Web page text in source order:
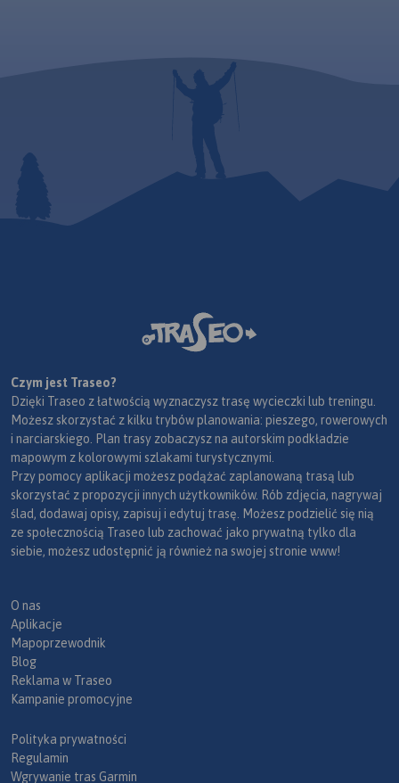
Czym jest Traseo?
Dzięki Traseo z łatwością wyznaczysz trasę wycieczki lub treningu.
Możesz skorzystać z kilku trybów planowania: pieszego, rowerowych
i narciarskiego. Plan trasy zobaczysz na autorskim podkładzie
mapowym z kolorowymi szlakami turystycznymi.
Przy pomocy aplikacji możesz podążać zaplanowaną trasą lub
skorzystać z propozycji innych użytkowników. Rób zdjęcia, nagrywaj
ślad, dodawaj opisy, zapisuj i edytuj trasę. Możesz podzielić się nią
ze społecznością Traseo lub zachować jako prywatną tylko dla
siebie, możesz udostępnić ją również na swojej stronie www!
O nas
Aplikacje
Mapoprzewodnik
Blog
Reklama w Traseo
Kampanie promocyjne
Polityka prywatności
Regulamin
Wgrywanie tras Garmin